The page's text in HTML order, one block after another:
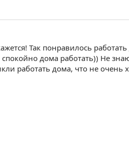
Так понравилось
спокойно дома работать)) Не
работать дома, что не очень